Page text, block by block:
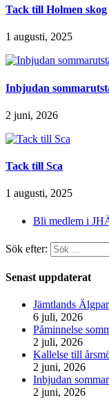
Tack till Holmen skog
1 augusti, 2025
Inbjudan
2 juni, 2026
Tack till Sca
1 augusti, 2025
Bli medlem i
Sök efter:
Senast uppdaterat
Jämtlands
6 juli, 2026
Påminnelse
2 juli, 2026
Kallelse till
2 juni, 2026
Inbjudan
2 juni, 2026